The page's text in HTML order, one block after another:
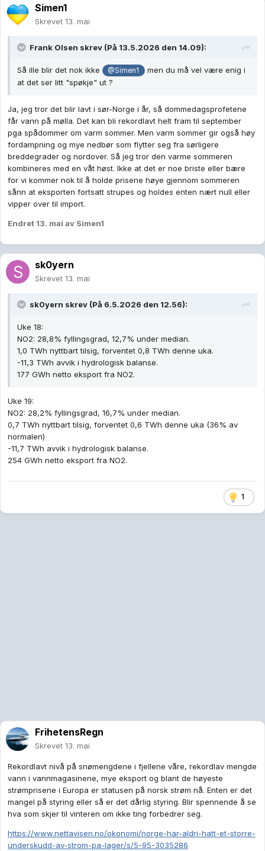
Simen1
Skrevet 13. mai
Frank Olsen skrev (På 13.5.2026 den 14.09):
Så ille blir det nok ikke @Simen1
men du må vel være enig i
at det ser litt "spøkje" ut ?
Ja, jeg tror det blir lavt i sør-Norge i år, så dommedagsprofetene
får vann på mølla. Det kan bli rekordlavt helt fram til september
pga spådommer om varm sommer. Men varm sommer gir også høy
fordampning og mye nedbør som flytter seg fra sørligere
breddegrader og nordover. Så jeg tror den varme sommeren
kombineres med en våt høst. Ikke at det er noe briste eller bære
for vi kommer nok til å holde prisene høye gjennom sommeren
sånn at eksporten fortsatt strupes og holdes enten nært null eller
vipper over til import.
Endret 13. mai av Simen1
sk0yern
Skrevet 13. mai
sk0yern skrev (På 6.5.2026 den 12.56):
Uke 18:
NO2: 28,8% fyllingsgrad, 12,7% under median.
1,0 TWh nyttbart tilsig, forventet 0,8 TWh denne uka.
-11,3 TWh avvik i hydrologisk balanse.
177 GWh netto eksport fra NO2.
Uke 19:
NO2: 28,2% fyllingsgrad, 16,7% under median.
0,7 TWh nyttbart tilsig, forventet 0,6 TWh denne uka (36% av
normalen)
-11,7 TWh avvik i hydrologisk balanse.
254 GWh netto eksport fra NO2.
1
FrihetensRegn
Skrevet 13. mai
Rekordlavt nivå på snømengdene i fjellene våre, rekordlav mengde
vann i vannmagasinene, mye eksport og blant de høyeste
strømprisene i Europa er statusen på norsk strøm nå. Enten er det
mangel på styring eller så er det dårlig styring. Blir spennende å se
hva som skjer til vinteren om ikke ting forbedrer seg.
https://www.nettavisen.no/okonomi/norge-har-aldri-hatt-et-storre-
underskudd-av-strom-pa-lager/s/5-95-3035286